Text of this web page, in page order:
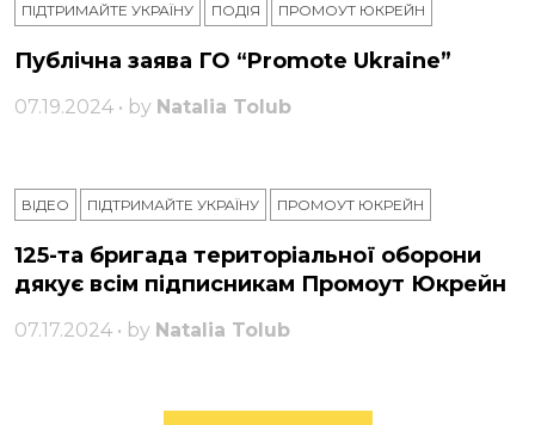
ПІДТРИМАЙТЕ УКРАЇНУ ПОДІЯ ПРОМОУТ ЮКРЕЙН
Публічна заява ГО “Promote Ukraine”
07.19.2024 • by Natalia Tolub
ВІДЕО ПІДТРИМАЙТЕ УКРАЇНУ ПРОМОУТ ЮКРЕЙН
125-та бригада територіальної оборони
дякує всім підписникам Промоут Юкрейн
07.17.2024 • by Natalia Tolub